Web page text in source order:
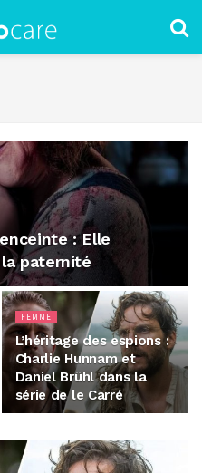
: Elle
paternité
FEMME
L’héritage des espions :
Charlie Hunnam et
Daniel Brühl dans la
série de le Carré